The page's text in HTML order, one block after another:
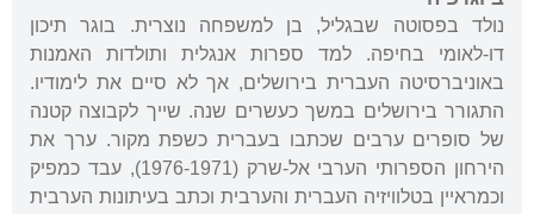
נולד בפסוטה שבגליל, בן למשפחה נוצרית. בוגר תיכון
דו-לאומי בחיפה. למד ספרות אנגלית ותולדות האמנות
באוניברסיטה העברית בירושלים, אך לא סיים את לימודיו.
התגורר בירושלים במשך כעשרים שנה. שייך לקבוצה קטנה
של סופרים ערבים שכתבו בעברית כשפת מקור. ערך את
הירחון הספרותי הערבי אל-שרק (1976-1971), עבד כמפיק
וכמראיין בטלוויזיה העברית והערבית וכתב בעיתונות הערבית